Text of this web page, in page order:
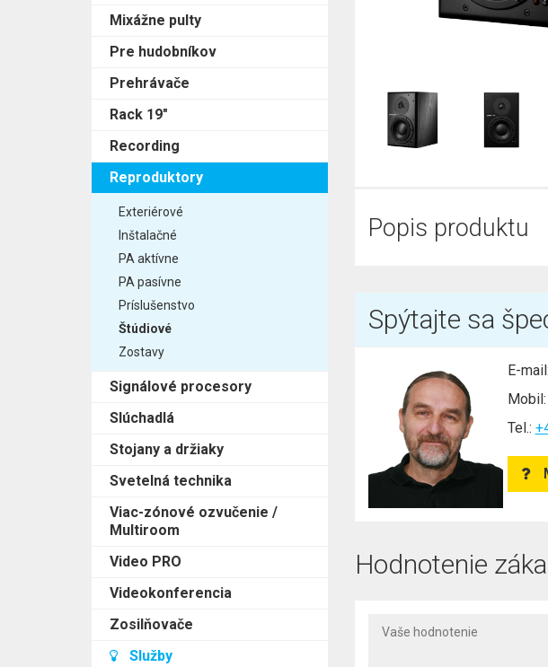
Mixážne pulty
Pre hudobníkov
Prehrávače
Rack 19"
Recording
Reproduktory
Exteriérové
Inštalačné
PA aktívne
PA pasívne
Príslušenstvo
Štúdiové
Zostavy
Signálové procesory
Slúchadlá
Stojany a držiaky
Svetelná technika
Viac-zónové ozvučenie /
Multiroom
Video PRO
Videokonferencia
Zosilňovače
Služby
Popis produktu
Spýtajte sa
E-mail:
Mobil:
Tel.:
Hodnotenie